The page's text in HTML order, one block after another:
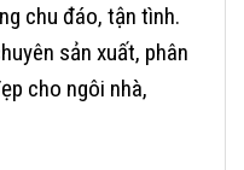
chu đáo, tận tình.
sản xuất, phân
cho ngôi nhà,